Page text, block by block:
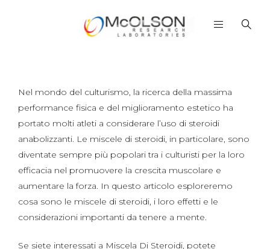
Nel mondo del culturismo, la ricerca della massima
performance fisica e del miglioramento estetico ha
portato molti atleti a considerare l’uso di steroidi
anabolizzanti. Le miscele di steroidi, in particolare, sono
diventate sempre più popolari tra i culturisti per la loro
efficacia nel promuovere la crescita muscolare e
aumentare la forza. In questo articolo esploreremo
cosa sono le miscele di steroidi, i loro effetti e le
considerazioni importanti da tenere a mente.
Se siete interessati a Miscela Di Steroidi, potete